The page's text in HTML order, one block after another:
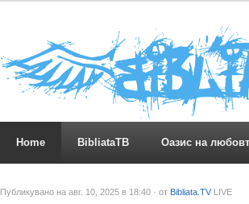
Home BibliataTB Оазис на
Публикувано на авг. 10, 2025 в 18:40 · от Bibliata.TV LIVE